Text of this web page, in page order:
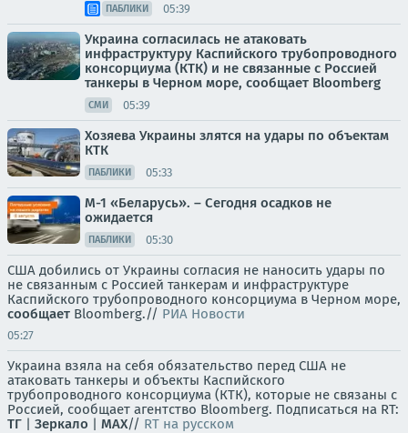
ПАБЛИКИ 05:39
Украина согласилась не атаковать
инфраструктуру Каспийского трубопроводного
консорциума (КТК) и не связанные с Россией
танкеры в Черном море, сообщает Bloomberg
СМИ 05:39
Хозяева Украины злятся на удары по объектам
КТК
ПАБЛИКИ 05:33
М-1 «Беларусь». – Сегодня осадков не
ожидается
ПАБЛИКИ 05:30
США добились от Украины согласия не наносить удары по
не связанным с Россией танкерам и инфраструктуре
Каспийского трубопроводного консорциума в Черном море,
сообщает Bloomberg.// РИА Новости
05:27
Украина взяла на себя обязательство перед США не
атаковать танкеры и объекты Каспийского
трубопроводного консорциума (КТК), которые не связаны с
Россией, сообщает агентство Bloomberg. Подписаться на RT:
ТГ | Зеркало | MAX// RT на русском